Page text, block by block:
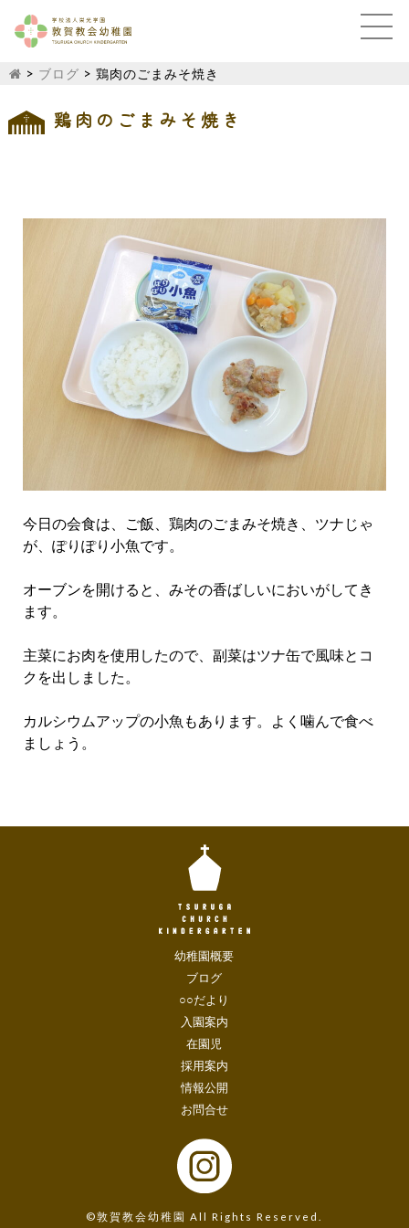
> ブログ > 鶏肉のごまみそ焼き
鶏肉のごまみそ焼き
今日の会食は、ご飯、鶏肉のごまみそ焼き、ツナじゃ
が、ぽりぽり小魚です。
オーブンを開けると、みその香ばしいにおいがしてき
ます。
主菜にお肉を使用したので、副菜はツナ缶で風味とコ
クを出しました。
カルシウムアップの小魚もあります。よく噛んで食べ
ましょう。
幼稚園概要
ブログ
○○だより
入園案内
在園児
採用案内
情報公開
お問合せ
©敦賀教会幼稚園 All Rights Reserved.